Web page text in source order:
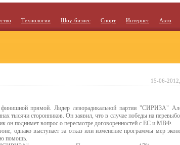
Технологии Шоу-бизнес Спорт Интернет Авто
прямой. Лидер леворадикальной партии "СИРИЗА"
тысячи сторонников. Он заявил, что в случае победы на
он поднимет вопрос о пересмотре договоренностей с ЕС и МВФ.
однако выступает за отказ или изменение программы мер
помощь.
15-06-